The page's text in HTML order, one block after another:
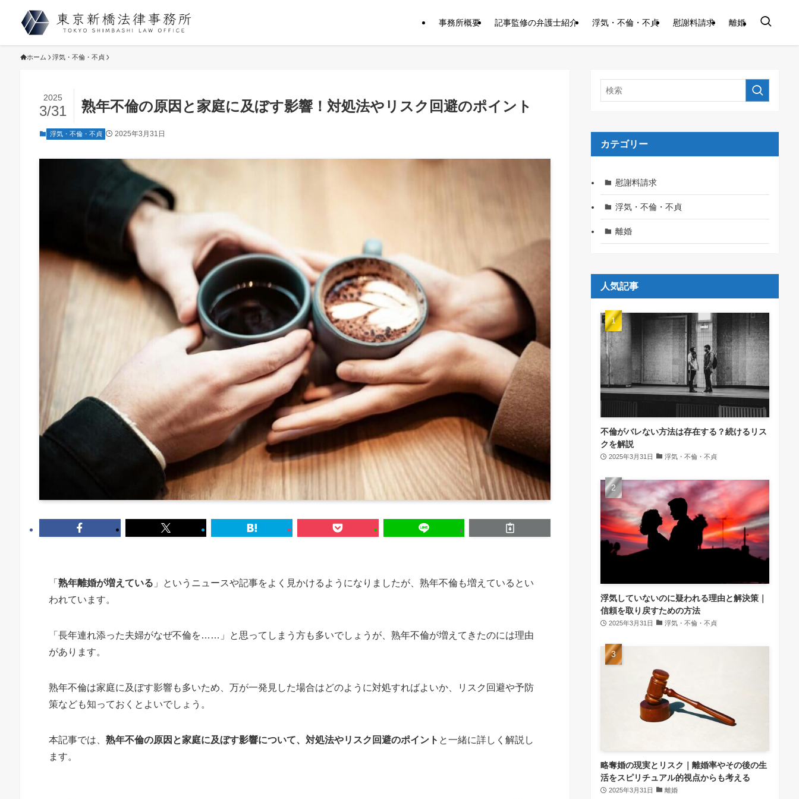
事務所概要 記事監修の弁護士紹介 浮気・不倫・不貞 慰謝料請求 離婚
ホーム 浮気・不倫・不貞
熟年不倫の原因と家庭に及ぼす影響！対処法やリスク回避のポイント
2025
3/31
浮気・不倫・不貞 2025年3月31日
「 熟年離婚が増えている 」というニュースや記事をよく見かけるようになりましたが、熟年不倫も増えているとい
われています。
「長年連れ添った夫婦がなぜ不倫を……」と思ってしまう方も多いでしょうが、熟年不倫が増えてきたのには理由
があります。
熟年不倫は家庭に及ぼす影響も多いため、万が一発見した場合はどのように対処すればよいか、リスク回避や予防
策なども知っておくとよいでしょう。
本記事では、 熟年不倫の原因と家庭に及ぼす影響について、対処法やリスク回避のポイント と一緒に詳しく解説し
ます。
カテゴリー
慰謝料請求
浮気・不倫・不貞
離婚
人気記事
不倫がバレない方法は存在する？続けるリス
クを解説
2025年3月31日 浮気・不倫・不貞
浮気していないのに疑われる理由と解決策｜
信頼を取り戻すための方法
2025年3月31日 浮気・不倫・不貞
略奪婚の現実とリスク｜離婚率やその後の生
活をスピリチュアル的視点からも考える
2025年3月31日 離婚